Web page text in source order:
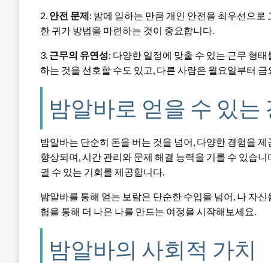
2. 안전 문제: 밤에 일하는 만큼 개인 안전을 최우선으로
한 귀가 방법을 마련하는 것이 중요합니다.
3. 근무의 유연성: 다양한 일정에 맞출 수 있는 근무 형
하는 것을 선호할 수도 있고, 다른 사람은 월요일부터
밤알바로 얻을 수 있는
밤알바는 단순히 돈을 버는 것을 넘어, 다양한 경험을
향상되며, 시간 관리와 문제 해결 능력을 기를 수 있습
귈 수 있는 기회를 제공합니다.
밤알바를 통해 얻는 보람은 단순한 수입을 넘어, 나 자
험을 통해 더 나은 나를 만드는 여정을 시작해보세요.
밤알바의 사회적 가치